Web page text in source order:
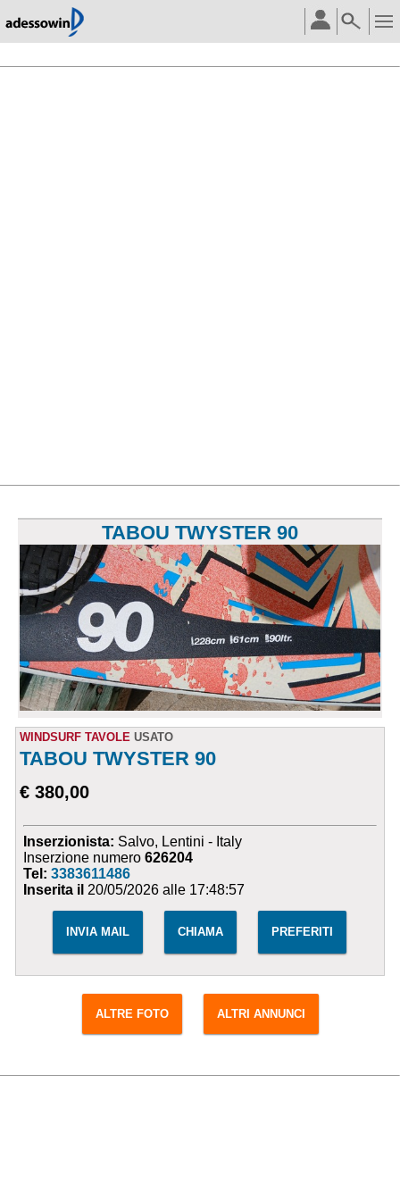
TABOU TWYSTER 90
WINDSURF TAVOLE USATO
TABOU TWYSTER 90
€ 380,00
Inserzionista: Salvo, Lentini - Italy
Inserzione numero626204
Tel:3383611486
Inserita il 20/05/2026 alle 17:48:57
INVIA MAIL CHIAMA PREFERITI
ALTRE FOTO ALTRI ANNUNCI